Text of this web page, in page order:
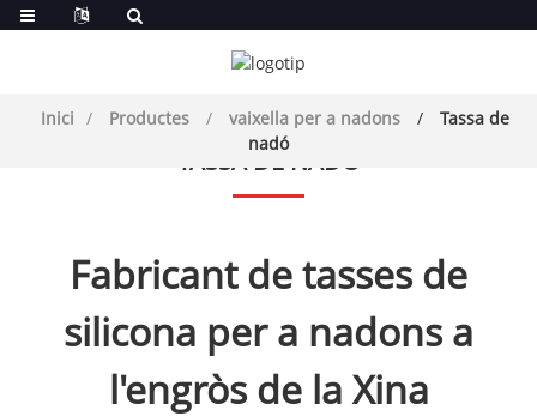
Inici Productes vaixella per a nadons
Tassa de
nadó
TASSA DE NADÓ
Fabricant de tasses de
silicona per a nadons a
l'engròs de la Xina